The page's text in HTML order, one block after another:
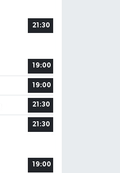
21:30
19:00
19:00
21:30
21:30
19:00